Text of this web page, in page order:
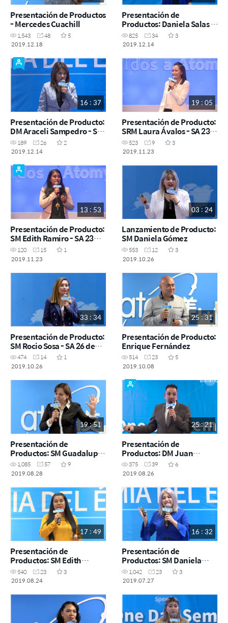
Presentación de Productos
- Mercedes Cuachill
1,543 48
5
2019.12.18
Presentación de
Productos: Daniela Salas -
14 diciembre 2019
825 34
3
2019.12.14
16 : 37
Presentación de Producto:
DM Araceli Sampedro - SA
14 diciembre 2019
189 26
2
2019.12.14
19 : 05
Presentación de Producto:
SRM Laura Ávalos - SA 23
noviembre CDMX
523 9
3
2019.11.23
13 : 53
Presentación de Producto:
SM Edith Ramiro - SA 23
noviembre CDMX
120 15
1
2019.11.23
03 : 24
Lanzamiento de Producto:
SM Daniela Gómez
553 12
3
2019.10.26
33 : 34
Presentación de Producto:
SM Rocio Sosa - SA 26 de
octubre 2019
474 14
1
2019.10.26
25 : 31
Presentación de Producto:
Enrique Fernández
514 23
5
2019.10.08
19 : 51
Presentación de
Productos: SM Guadalupe
Robles - ODS 28 agosto
2019
1,085 57
9
2019.08.28
25 : 21
Presentación de
Productos: DM Juan
Manuel Bustos - ODS 26
agosto 2019
375 39
6
2019.08.26
17 : 49
Presentación de
Productos: SM Edith
Ramiro - SA 24 agosto 2019
540 23
3
2019.08.24
16 : 32
Presentación de
Productos: SM Daniela
Gomez - SA 27 Julio
1,042 23
3
2019.07.27